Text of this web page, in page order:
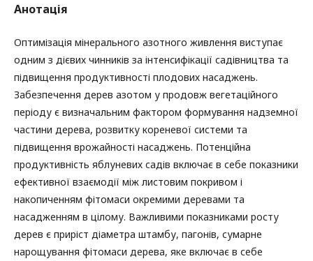
Анотація
Оптимізація мінерального азотного живлення виступає
одним з дієвих чинників за інтенсифікації садівництва та
підвищення продуктивності плодових насаджень.
Забезпечення дерев азотом у продовж вегетаційного
періоду є визначальним фактором формування надземної
частини дерева, розвитку кореневої системи та
підвищення врожайності насаджень. Потенційна
продуктивність яблуневих садів включає в себе показники
ефективної взаємодії між листовим покривом і
накопиченням фітомаси окремими деревами та
насадженням в цілому. Важливими показниками росту
дерев є приріст діаметра штамбу, пагонів, сумарне
нарощування фітомаси дерева, яке включає в себе